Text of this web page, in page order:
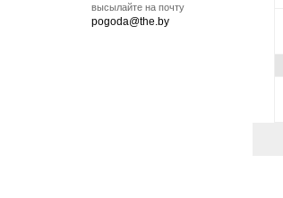
высылайте на почту
pogoda@the.by